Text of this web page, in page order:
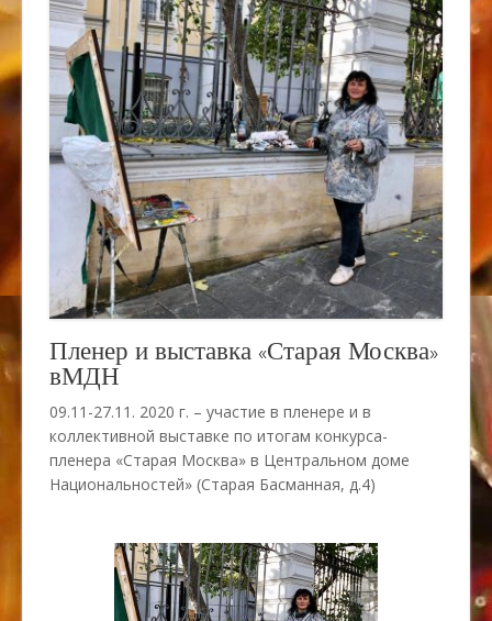
Пленер и выставка «Старая Москва»
вМДН
09.11-27.11. 2020 г. – участие в пленере и в
коллективной выставке по итогам конкурса-
пленера «Старая Москва» в Центральном доме
Национальностей» (Старая Басманная, д.4)